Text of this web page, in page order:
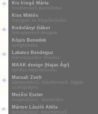
Kis Iringó Márta
textiltervező iparművész
Kiss Miklós
Designer és képzőművész
Kodolányi Gábor
formatervező designer
Kópis Benedek
üvegművész
Lakatos Bendeguz
fémrestaurátor művész
MAAK design (Hajas Ági)
építész-képzőművész
Macsali Zsolt
lakberendező, bútortervező, faipari
szakújságíró
Mezősi Eszter
üvegművész, restaurátor
Márton László Attila
belsőépítész, bútortervező